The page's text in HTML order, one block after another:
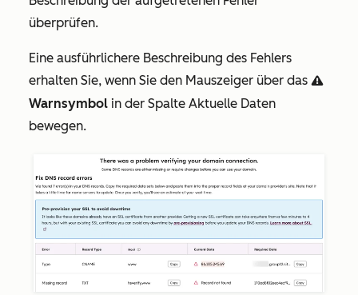
überprüfen.
Eine ausführlichere Beschreibung des Fehlers
erhalten Sie, wenn Sie den Mauszeiger über das warning
Warnsymbol in der Spalte Aktuelle Daten
bewegen.